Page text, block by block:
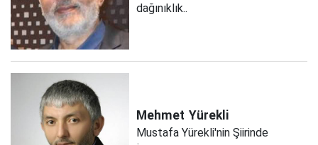
dağınıklık..
Mehmet Yürekli
Mustafa Yürekli'nin Şiirinde